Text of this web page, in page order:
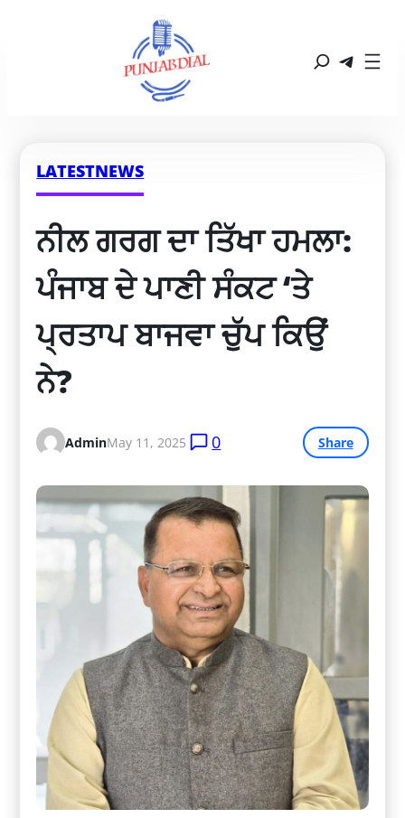
LATESTNEWS
ਨੀਲ ਗਰਗ ਦਾ ਤਿੱਖਾ ਹਮਲਾ:
ਪੰਜਾਬ ਦੇ ਪਾਣੀ ਸੰਕਟ ‘ਤੇ
ਪ੍ਰਤਾਪ ਬਾਜਵਾ ਚੁੱਪ ਕਿਉਂ
ਨੇ?
AdminMay 11, 2025 0 Share